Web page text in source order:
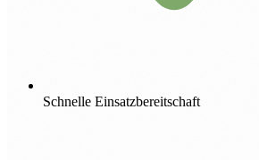
Schnelle Einsatzbereitschaft